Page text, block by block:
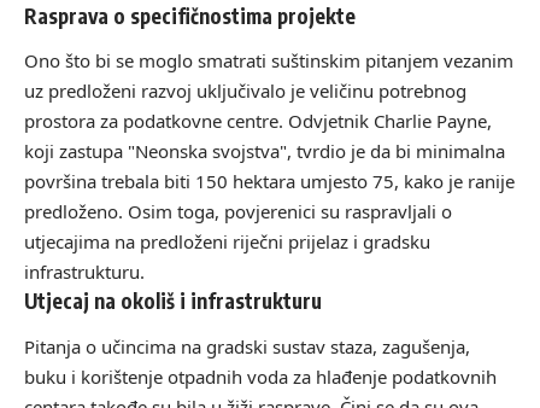
Rasprava o specifičnostima projekte
Ono što bi se moglo smatrati suštinskim pitanjem vezanim
uz predloženi razvoj uključivalo je veličinu potrebnog
prostora za podatkovne centre. Odvjetnik Charlie Payne,
koji zastupa "Neonska svojstva", tvrdio je da bi minimalna
površina trebala biti 150 hektara umjesto 75, kako je ranije
predloženo. Osim toga, povjerenici su raspravljali o
utjecajima na predloženi riječni prijelaz i gradsku
infrastrukturu.
Utjecaj na okoliš i infrastrukturu
Pitanja o učincima na gradski sustav staza, zagušenja,
buku i korištenje otpadnih voda za hlađenje podatkovnih